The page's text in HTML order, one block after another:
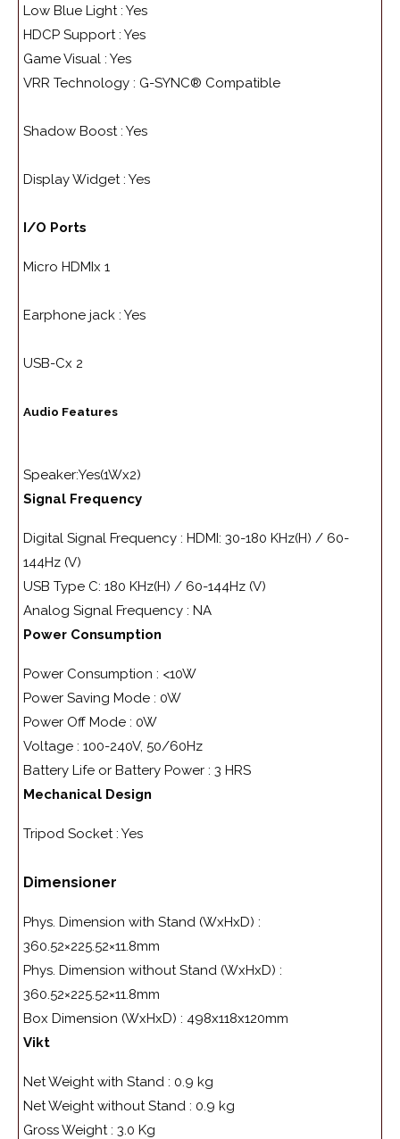
Low Blue Light : Yes
HDCP Support : Yes
Game Visual : Yes
VRR Technology : G-SYNC® Compatible
Shadow Boost : Yes
Display Widget : Yes
I/O Ports
Micro HDMI x 1
Earphone jack : Yes
USB-Cx 2
Audio Features
Speaker:Yes(1Wx2)
Signal Frequency
Digital Signal Frequency : HDMI: 30-180 KHz(H) / 60-
144Hz (V)
USB Type C: 180 KHz(H) / 60-144Hz (V)
Analog Signal Frequency : NA
Power Consumption
Power Consumption : <10W
Power Saving Mode : 0W
Power Off Mode : 0W
Voltage : 100-240V, 50/60Hz
Battery Life or Battery Power : 3 HRS
Mechanical Design
Tripod Socket : Yes
Dimensioner
Phys. Dimension with Stand (WxHxD) :
360.52×225.52×11.8mm
Phys. Dimension without Stand (WxHxD) :
360.52×225.52×11.8mm
Box Dimension (WxHxD) : 498x118x120mm
Vikt
Net Weight with Stand : 0.9 kg
Net Weight without Stand : 0.9 kg
Gross Weight : 3.0 Kg